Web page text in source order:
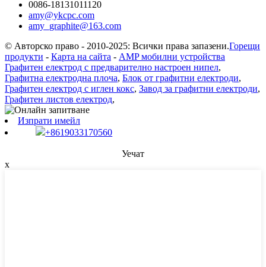
0086-18131011120
amy@ykcpc.com
amy_graphite@163.com
© Авторско право - 2010-2025: Всички права запазени.Горещи
продукти - Карта на сайта - AMP мобилни устройства
Графитен електрод с предварително настроен нипел,
Графитна електродна плоча, Блок от графитни електроди,
Графитен електрод с иглен кокс, Завод за графитни електроди,
Графитен листов електрод,
Изпрати имейл
+8619033170560
Уечат
x